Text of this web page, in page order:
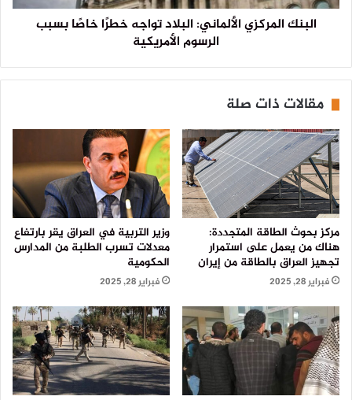
البنك المركزي الألماني: البلاد تواجه خطرًا خاصًا بسبب
الرسوم الأمريكية
مقالات ذات صلة
مركز بحوث الطاقة المتجددة:
هناك من يعمل على استمرار
تجهيز العراق بالطاقة من إيران
فبراير 28, 2025
وزير التربية في العراق يقر بارتفاع
معدلات تسرب الطلبة من المدارس
الحكومية
فبراير 28, 2025